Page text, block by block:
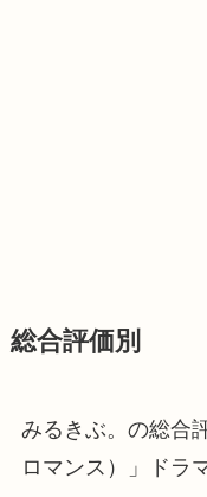
総合評価別
みるきぶ。の総合
ロマンス）」ドラ